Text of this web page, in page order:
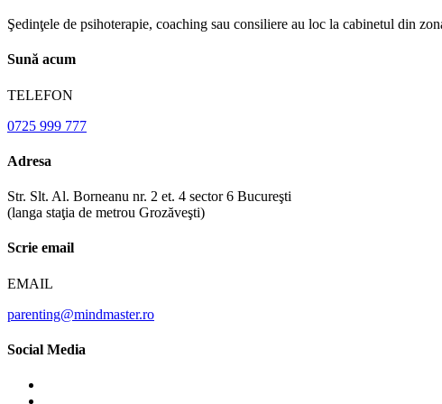
Şedinţele de psihoterapie, coaching sau consiliere au loc la cabinetul din
Sună acum
TELEFON
0725 999 777
Adresa
Str. Slt. Al. Borneanu nr. 2 et. 4 sector 6 Bucureşti
(langa staţia de metrou Grozăveşti)
Scrie email
EMAIL
parenting@mindmaster.ro
Social Media